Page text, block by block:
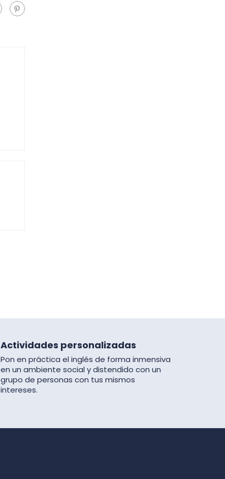
Actividades personalizadas
Pon en práctica el inglés de forma inmensiva
en un ambiente social y distendido con un
grupo de personas con tus mismos
intereses.